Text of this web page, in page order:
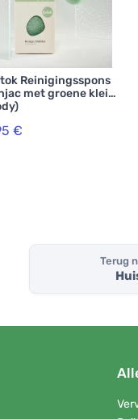
Reinigingsspons
met groene klei
€
Terug